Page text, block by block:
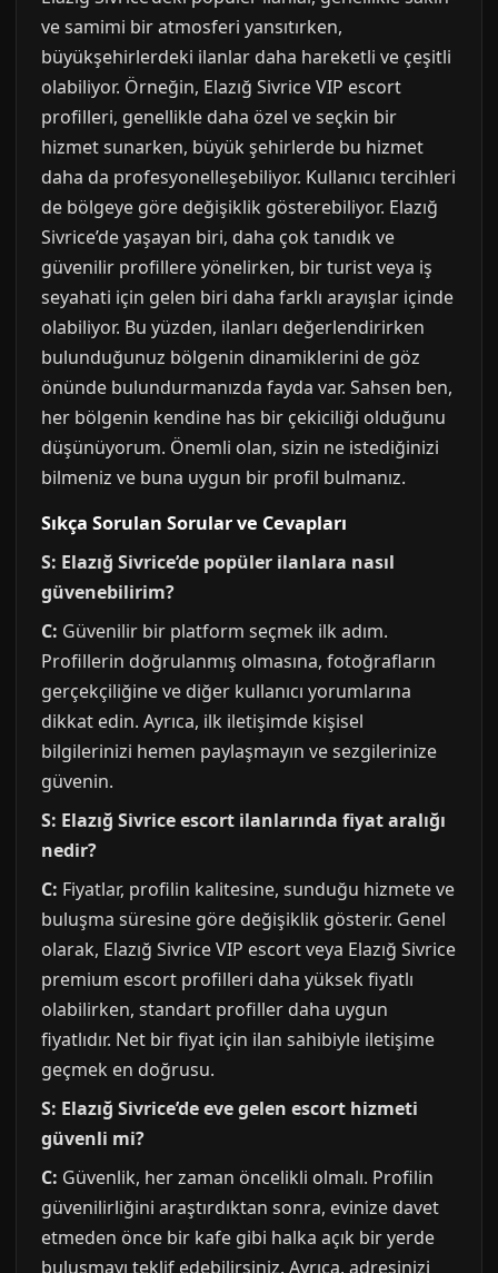
ve samimi bir atmosferi yansıtırken,
büyükşehirlerdeki ilanlar daha hareketli ve çeşitli
olabiliyor. Örneğin, Elazığ Sivrice VIP escort
profilleri, genellikle daha özel ve seçkin bir
hizmet sunarken, büyük şehirlerde bu hizmet
daha da profesyonelleşebiliyor. Kullanıcı tercihleri
de bölgeye göre değişiklik gösterebiliyor. Elazığ
Sivrice’de yaşayan biri, daha çok tanıdık ve
güvenilir profillere yönelirken, bir turist veya iş
seyahati için gelen biri daha farklı arayışlar içinde
olabiliyor. Bu yüzden, ilanları değerlendirirken
bulunduğunuz bölgenin dinamiklerini de göz
önünde bulundurmanızda fayda var. Sahsen ben,
her bölgenin kendine has bir çekiciliği olduğunu
düşünüyorum. Önemli olan, sizin ne istediğinizi
bilmeniz ve buna uygun bir profil bulmanız.
Sıkça Sorulan Sorular ve Cevapları
S: Elazığ Sivrice’de popüler ilanlara nasıl
güvenebilirim?
C: Güvenilir bir platform seçmek ilk adım.
Profillerin doğrulanmış olmasına, fotoğrafların
gerçekçiliğine ve diğer kullanıcı yorumlarına
dikkat edin. Ayrıca, ilk iletişimde kişisel
bilgilerinizi hemen paylaşmayın ve sezgilerinize
güvenin.
S: Elazığ Sivrice escort ilanlarında fiyat aralığı
nedir?
C: Fiyatlar, profilin kalitesine, sunduğu hizmete ve
buluşma süresine göre değişiklik gösterir. Genel
olarak, Elazığ Sivrice VIP escort veya Elazığ Sivrice
premium escort profilleri daha yüksek fiyatlı
olabilirken, standart profiller daha uygun
fiyatlıdır. Net bir fiyat için ilan sahibiyle iletişime
geçmek en doğrusu.
S: Elazığ Sivrice’de eve gelen escort hizmeti
güvenli mi?
C: Güvenlik, her zaman öncelikli olmalı. Profilin
güvenilirliğini araştırdıktan sonra, evinize davet
etmeden önce bir kafe gibi halka açık bir yerde
buluşmayı teklif edebilirsiniz. Ayrıca, adresinizi